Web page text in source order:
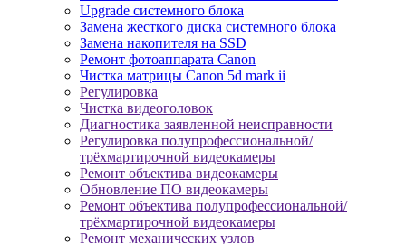
Upgrade системного блока
Замена жесткого диска системного блока
Замена накопителя на SSD
Ремонт фотоаппарата Canon
Чистка матрицы Canon 5d mark ii
Регулировка
Чистка видеоголовок
Диагностика заявленной неисправности
Регулировка полупрофессиональной/
трёхмартирочной видеокамеры
Ремонт объектива видеокамеры
Обновление ПО видеокамеры
Ремонт объектива полупрофессиональной/
трёхмартирочной видеокамеры
Ремонт механических узлов